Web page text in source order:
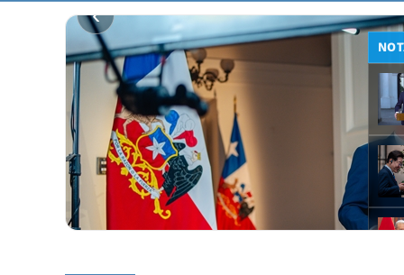
‹
El Senado convertido en conventillo:
senadoras agarradas de las mechas
Nuevo triunfo para
Hacienda aprueba los
Megarreforma